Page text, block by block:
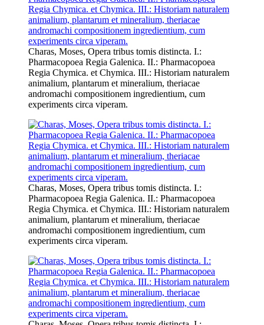
Charas, Moses, Opera tribus tomis distincta. I.:
Pharmacopoea Regia Galenica. II.: Pharmacopoea
Regia Chymica. et Chymica. III.: Historiam naturalem
animalium, plantarum et mineralium, theriacae
andromachi compositionem ingredientium, cum
experiments circa viperam.
Charas, Moses, Opera tribus tomis distincta. I.:
Pharmacopoea Regia Galenica. II.: Pharmacopoea
Regia Chymica. et Chymica. III.: Historiam naturalem
animalium, plantarum et mineralium, theriacae
andromachi compositionem ingredientium, cum
experiments circa viperam.